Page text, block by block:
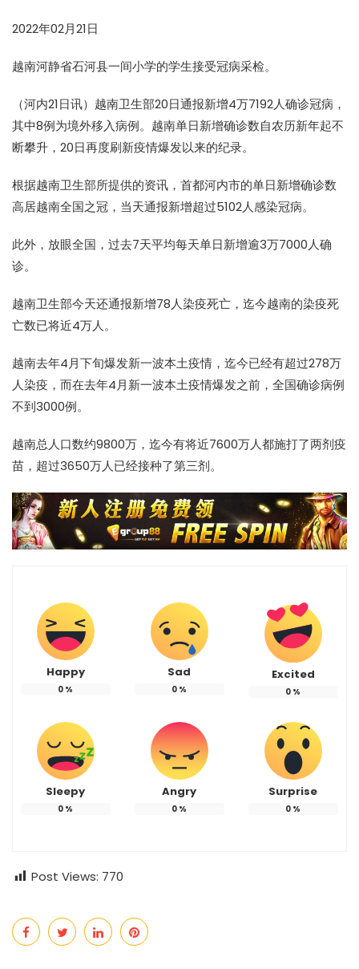
2022年02月21日
越南河静省石河县一间小学的学生接受冠病采检。
（河内21日讯）越南卫生部20日通报新增4万7192人确诊冠病，
其中8例为境外移入病例。越南单日新增确诊数自农历新年起不
断攀升，20日再度刷新疫情爆发以来的纪录。
根据越南卫生部所提供的资讯，首都河内市的单日新增确诊数
高居越南全国之冠，当天通报新增超过5102人感染冠病。
此外，放眼全国，过去7天平均每天单日新增逾3万7000人确
诊。
越南卫生部今天还通报新增78人染疫死亡，迄今越南的染疫死
亡数已将近4万人。
越南去年4月下旬爆发新一波本土疫情，迄今已经有超过278万
人染疫，而在去年4月新一波本土疫情爆发之前，全国确诊病例
不到3000例。
越南总人口数约9800万，迄今有将近7600万人都施打了两剂疫
苗，超过3650万人已经接种了第三剂。
Happy
0 %
Sad
0 %
Excited
0 %
Sleepy
0 %
Angry
0 %
Surprise
0 %
Post Views: 770